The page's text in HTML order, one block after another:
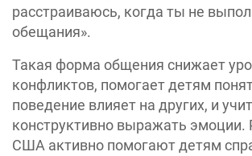
расстраиваюсь, когда ты не
обещания».
Такая форма общения снижает
конфликтов, помогает детям
поведение влияет на других, и учит
конструктивно выражать эмоции.
США активно помогают детям